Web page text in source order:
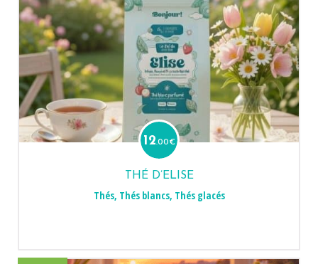
12.00€
THÉ D’ELISE
Thés, Thés blancs, Thés glacés